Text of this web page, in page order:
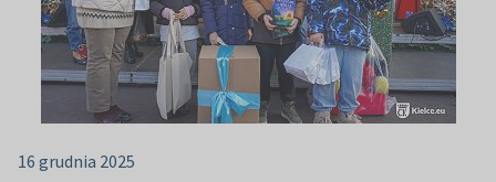
16 grudnia 2025